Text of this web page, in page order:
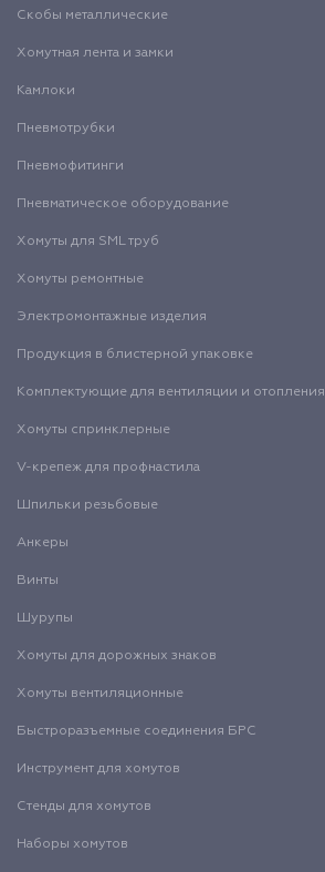
Скобы металлические
Хомутная лента и замки
Камлоки
Пневмотрубки
Пневмофитинги
Пневматическое оборудование
Хомуты для SML труб
Хомуты ремонтные
Электромонтажные изделия
Продукция в блистерной упаковке
Комплектующие для вентиляции и отопления
Хомуты спринклерные
V-крепеж для профнастила
Шпильки резьбовые
Анкеры
Винты
Шурупы
Хомуты для дорожных знаков
Хомуты вентиляционные
Быстроразъемные соединения БРС
Инструмент для хомутов
Стенды для хомутов
Наборы хомутов